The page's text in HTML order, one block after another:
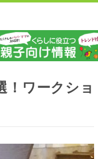
！ワークショ